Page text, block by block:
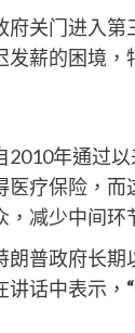
府关门进入
发薪的困境
2010年通过
医疗保险，
减少中间环
朗普政府长
话中表示，